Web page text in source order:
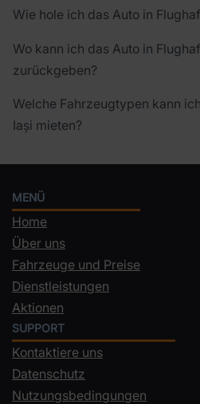
Wie hole ich das Auto in
Wo kann ich das Auto in
zurückgeben?
Welche Fahrzeugtypen kann
Iași mieten?
MENÜ
Home
Über uns
Fahrzeuge und Preise
Dienstleistungen
Aktionen
SUPPORT
Kontaktiere uns
Datenschutz
Nutzungsbedingungen